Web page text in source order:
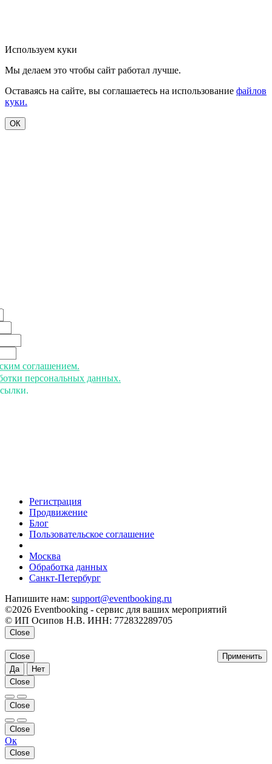
Используем куки
Мы делаем это чтобы сайт работал лучше.
Оставаясь на сайте, вы соглашаетесь на использование файлов
куки.
ОК
соглашением.
персональных данных.
Регистрация
Продвижение
Блог
Пользовательское соглашение
Москва
Обработка данных
Санкт-Петербург
Напишите нам: support@eventbooking.ru
©2026 Eventbooking - сервис для ваших мероприятий
© ИП Осипов Н.В. ИНН: 772832289705
Close
Применить
Close
Да
Нет
Close
Close
Close
Ок
Close